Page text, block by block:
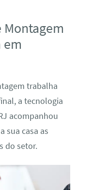
em
trabalha
a tecnologia
acompanhou
sua casa as
do setor.